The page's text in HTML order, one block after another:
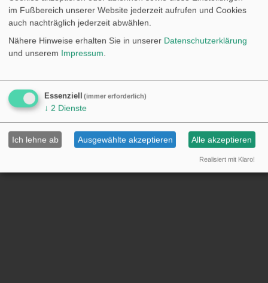
Beiträge veröffentlicht.
Cookie-Einstellungen
im Fußbereich unserer Website jederzeit aufrufen und Cookies
auch nachträglich jederzeit abwählen.
Nähere Hinweise erhalten Sie in unserer Datenschutzerklärung
und unserem Impressum.
Essenziell (immer erforderlich)
↓ 2 Dienste
Ich lehne ab Ausgewählte akzeptieren Alle akzeptieren
Realisiert mit Klaro!